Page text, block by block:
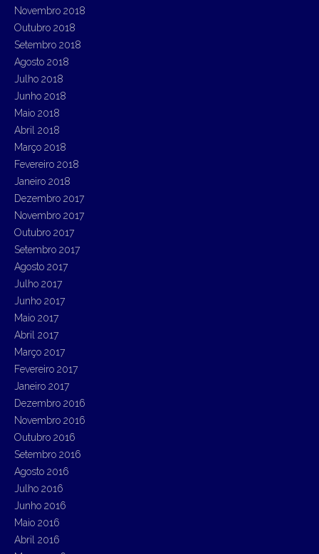
Novembro 2018
Outubro 2018
Setembro 2018
Agosto 2018
Julho 2018
Junho 2018
Maio 2018
Abril 2018
Março 2018
Fevereiro 2018
Janeiro 2018
Dezembro 2017
Novembro 2017
Outubro 2017
Setembro 2017
Agosto 2017
Julho 2017
Junho 2017
Maio 2017
Abril 2017
Março 2017
Fevereiro 2017
Janeiro 2017
Dezembro 2016
Novembro 2016
Outubro 2016
Setembro 2016
Agosto 2016
Julho 2016
Junho 2016
Maio 2016
Abril 2016